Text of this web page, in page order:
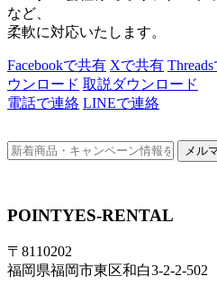
など、
柔軟に対応いたします。
Facebookで共有 Xで共有
ウンロード 取説ダウンロード
電話で連絡 LINEで連絡
メル
POINTYES-RENTAL
〒8110202
福岡県福岡市東区和白3-2-2-502